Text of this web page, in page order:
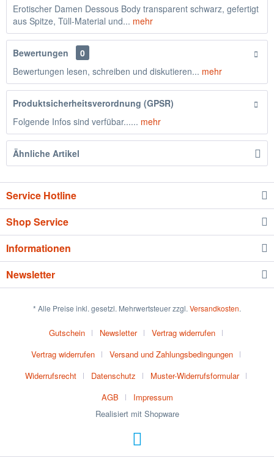
Erotischer Damen Dessous Body transparent schwarz, gefertigt
aus Spitze, Tüll-Material und... mehr
Bewertungen
0
Bewertungen lesen, schreiben und diskutieren... mehr
Produktsicherheitsverordnung (GPSR)
Folgende Infos sind verfübar...... mehr
Ähnliche Artikel
Service Hotline
Shop Service
Informationen
Newsletter
* Alle Preise inkl. gesetzl. Mehrwertsteuer zzgl. Versandkosten.
Gutschein Newsletter
Vertrag widerrufen
Vertrag widerrufen
Versand und Zahlungsbedingungen
Widerrufsrecht
Datenschutz
Muster-Widerrufsformular
AGB
Impressum
Realisiert mit Shopware